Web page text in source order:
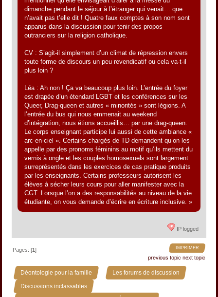
dimanche pendant le séjour à l’étranger qui venait… que
n’avait pas t’elle dit ! Quatre faux comptes à son nom sont
apparus dans la discussion pour tenir des propos
outranciers sur la religion catholique.
CV : S’agit-il simplement d’un climat de répression envers
toute forme de discours un peu revendicatif ou cela va-t-il
plus loin ?
Léa : Ah non ! Ça va beaucoup plus loin. L’entrée du foyer
est drapée d’un étendard LGBT et les conférences sur les
Queer, Drag-queen et autres « minorités » sont légions. A
l’entrée du bus qui nous emmenait au weekend
d’intégration, nous étions accueillis… par une drag-queen.
Le corps enseignant participe lui aussi de cette ambiance «
arc-en-ciel ». Certains chargés de TD demandent qu’on les
appelle par des pronoms féminins au motif qu’ils mettent du
vernis à ongle et les couples homosexuels sont largement
surreprésentés dans les exercices de cas pratique produits
par les enseignants. Certains professeurs autorisent les
élèves à sécher leurs cours pour aller manifester avec la
CGT. Lorsque l’on a des responsabilités au niveau de la vie
étudiante, on vous demande d’écrire en écriture inclusive. »
IP logged
IMPRIMER
Pages: [1]
previous topic next topic
Déontologie pour la famille » Les forums de discussion »
Discussions inclassables »